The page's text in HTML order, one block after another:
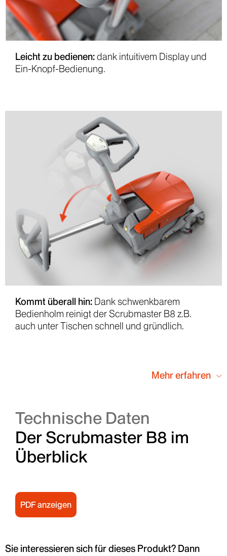
Leicht zu bedienen:dank intuitivem Display und
Ein-Knopf-Bedienung.
Kommt überall hin: Dank schwenkbarem
Bedienholm reinigt der Scrubmaster B8 z.B.
auch unter Tischen schnell und gründlich.
Mehr erfahren
Technische Daten
Der Scrubmaster B8 im
Überblick
PDF anzeigen
Sie interessieren sich für dieses Produkt? Dann